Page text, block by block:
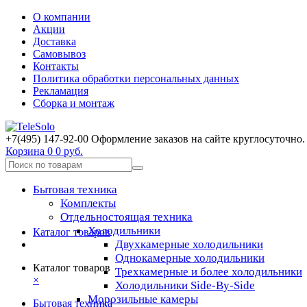
О компании
Акции
Доставка
Самовывоз
Контакты
Политика обработки персональных данных
Рекламация
Сборка и монтаж
+7(495) 147-92-00 Оформление заказов на сайте
Корзина 0 0 руб.
Бытовая техника
Комплекты
Отдельностоящая техника
Холодильники
Двухкамерные холодильники
Однокамерные холодильники
Трехкамерные и более холодильники
Холодильники Side-By-Side
Морозильные камеры
Каталог товаров
Каталог товаров
×
Бытовая техника